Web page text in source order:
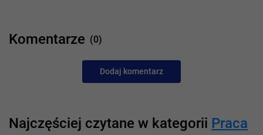
Komentarze (0)
Dodaj komentarz
Najczęściej czytane w kategorii Praca